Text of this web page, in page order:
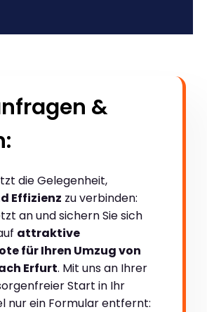
&
die Gelegenheit,
Effizienz zu verbinden:
an und sichern Sie sich
attraktive
für Ihren Umzug von
Erfurt. Mit uns an Ihrer
Start in Ihr
nur ein Formular entfernt: